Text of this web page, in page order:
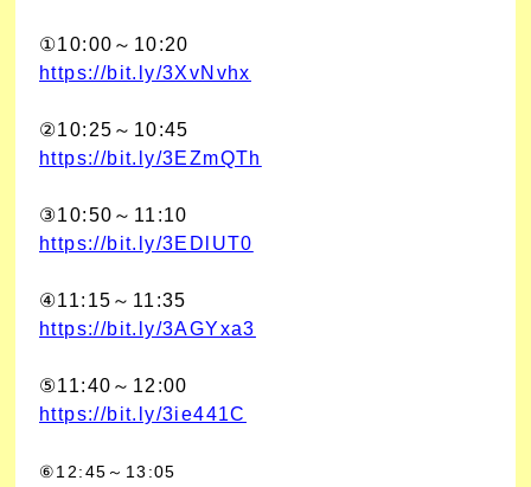
①10:00～10:20
https://bit.ly/3XvNvhx
②10:25～10:45
https://bit.ly/3EZmQTh
③10:50～11:10
https://bit.ly/3E DlUT0
④11:15～11:35
https://bit.ly/3AGYxa3
⑤11:40～12:00
https://bit.ly/3ie441C
⑥12:45～13:05